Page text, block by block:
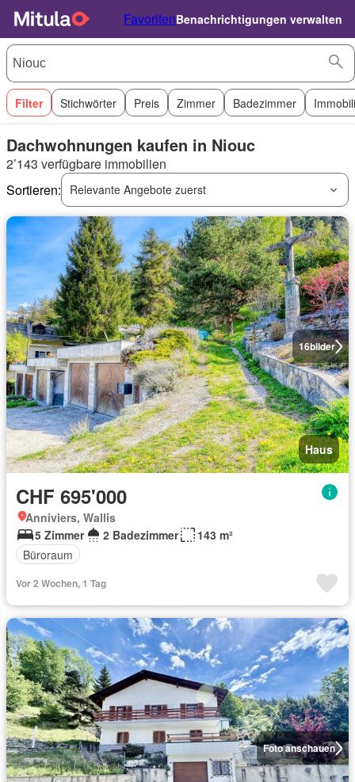
FavoritenBenachrichtigungen verwalten
Filter Stichwörter Preis Zimmer Badezimmer
Dachwohnungen kaufen in Niouc
2’143 verfügbare immobilien
Sortieren:
Relevante Angebote zuerst
16bilder
Haus
CHF 695'000
Anniviers, Wallis
5 Zimmer
2 Badezimmer
143 m²
Büroraum
Vor 2 Wochen, 1 Tag
Foto anschauen